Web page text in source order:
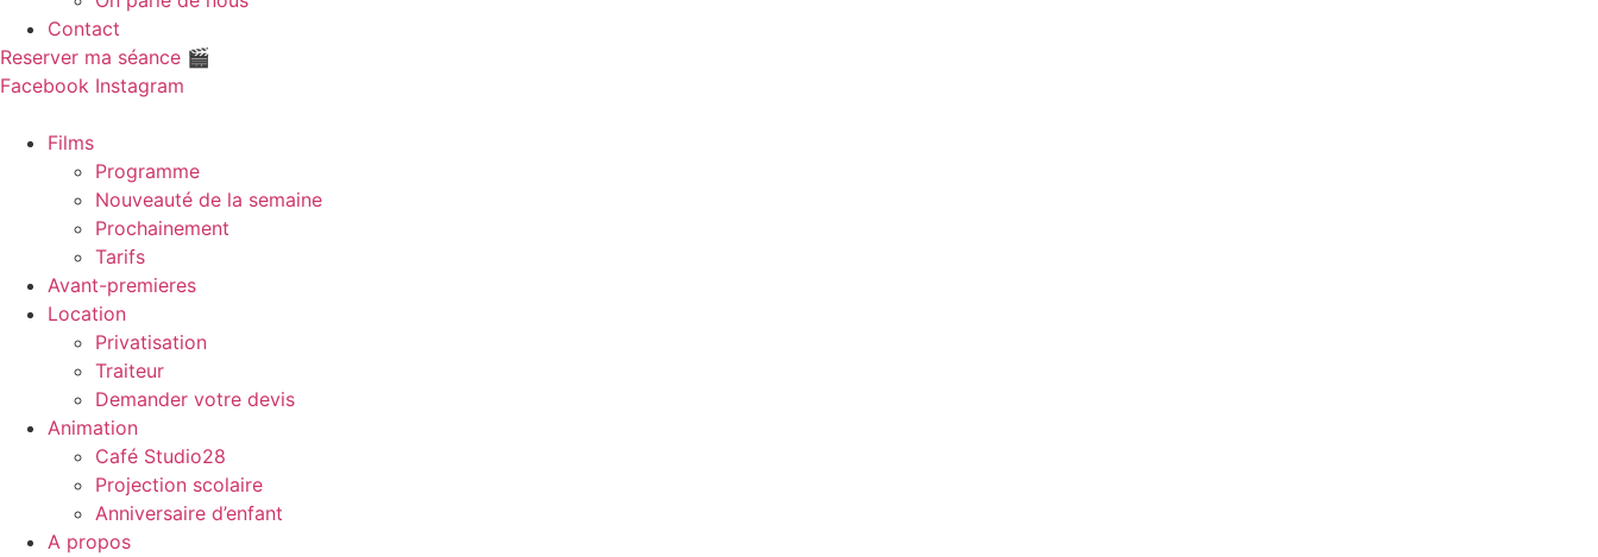
Contact
Reserver ma séance 🎬
Facebook Instagram
Films
Programme
Nouveauté de la semaine
Prochainement
Tarifs
Avant-premieres
Location
Privatisation
Traiteur
Demander votre devis
Animation
Café Studio28
Projection scolaire
Anniversaire d’enfant
A propos